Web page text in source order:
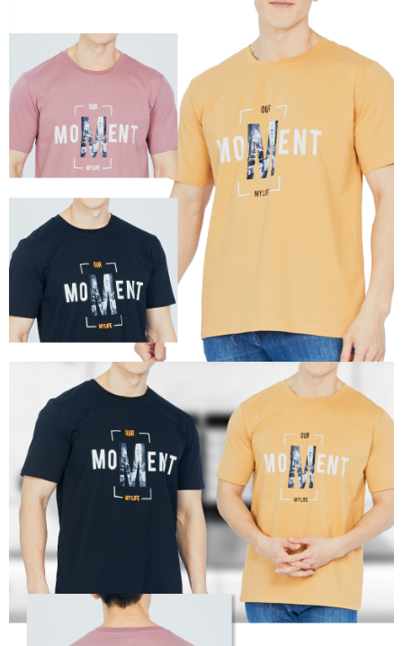
３．未成年的使用者請事先徵得法定代理人或監護人之同意方可使用
「AFTEE先享後付」，若未經同意申辦者引起之損失，本公司不負相關責
４．使用「AFTEE先享後付」時，將依據個別帳號之用戶狀況，依本公司即
時審查核予不同之上限額度；若仍有額度不足之情形，本公司將視審查結果
請求用戶進行身份認證。
５．嚴禁一人註冊多個帳號或使用他人資訊註冊。若發現惡意使用之情形，
恩沛科技股份有限公司將有權停止該用戶之使用額度並採取法律行動。